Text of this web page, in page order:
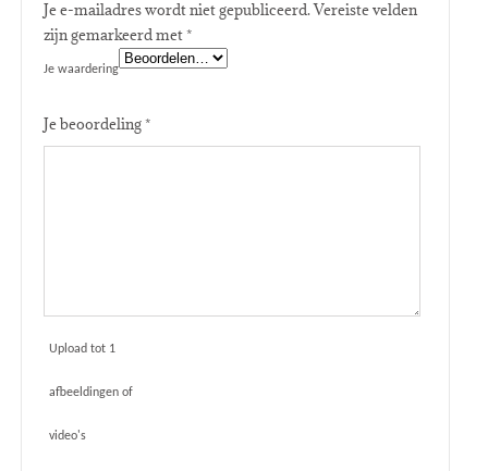
Je e-mailadres wordt niet gepubliceerd. Vereiste velden
zijn gemarkeerd met*
Je waardering
Je beoordeling*
Upload tot 1
afbeeldingen of
video's